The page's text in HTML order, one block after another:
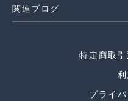
関連ブログ
特定商取
プライ